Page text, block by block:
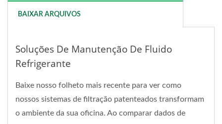
BAIXAR ARQUIVOS
Soluções De Manutenção De Fluido
Refrigerante
Baixe nosso folheto mais recente para ver como
nossos sistemas de filtração patenteados transformam
o ambiente da sua oficina. Ao comparar dados de